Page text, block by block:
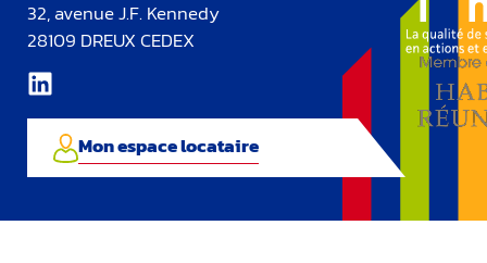
32, avenue J.F. Kennedy
28109 DREUX CEDEX
Mon espace locataire